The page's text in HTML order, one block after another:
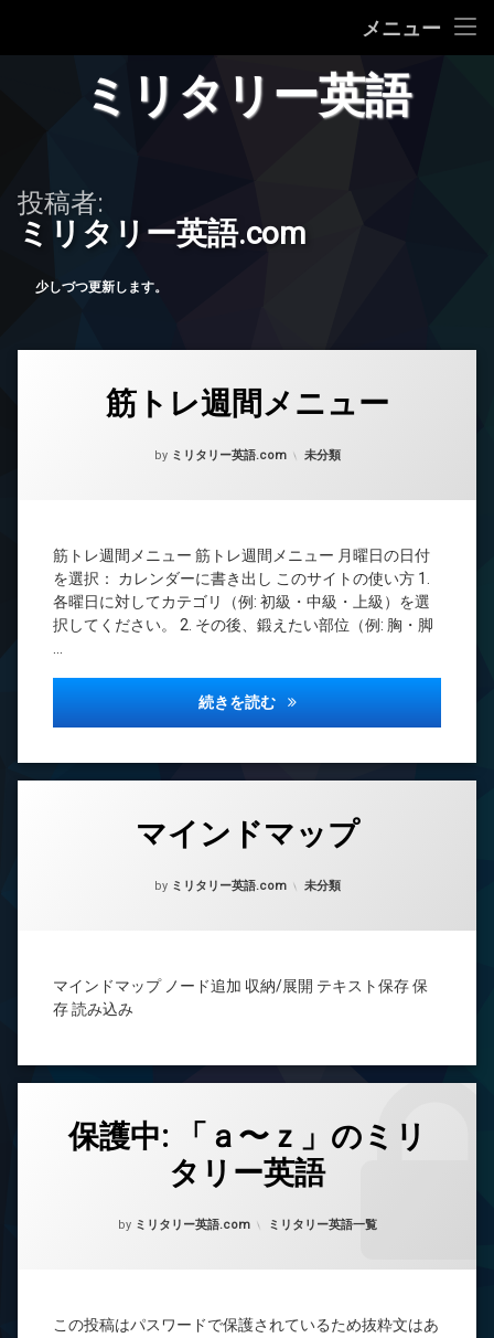
メニュー
ミリ英語 一覧
ミリタリー英語
投稿者:
ミリタリー英語.com
少しづつ更新します。
筋トレ週間メニュー
Posted on 2025年4月25日
Updated on 2025年4月30日
by ミリタリー英語.com カテゴリー:
未分類
筋トレ週間メニュー 筋トレ週間メニュー 月曜日の日付
を選択： カレンダーに書き出し このサイトの使い方 1.
各曜日に対してカテゴリ（例: 初級・中級・上級）を選
択してください。 2. その後、鍛えたい部位（例: 胸・脚
続きを読む 筋トレ週間メニュー
(筋
ト
レ
週
間
メ
マインドマップ
Posted on 2024年8月9日
Updated on 2024年8月9日
by ミリタリー英語.com カテゴリー:
未分類
マインドマップ ノード追加 収納/展開 テキスト保存 保
存 読み込み
の
保護中: 「ａ〜ｚ」のミリ
タリー英語
Posted on 2024年4月16日
Updated on 2025年9月21日
by ミリタリー英語.com カテゴリー:
ミリタリー英語一覧
この投稿はパスワードで保護されているため抜粋文はあ